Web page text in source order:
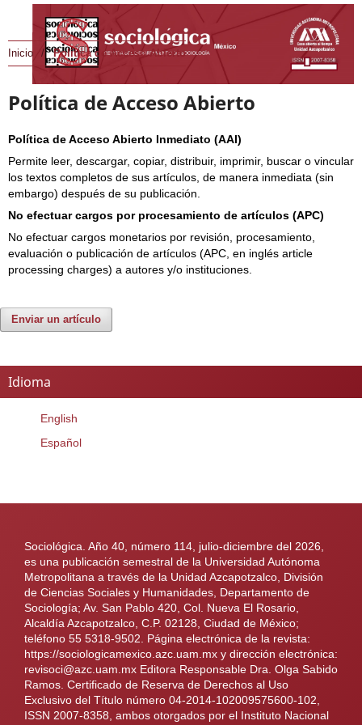
Inicio / Política de Acceso Abierto
Política de Acceso Abierto
Política de Acceso Abierto Inmediato (AAI)
Permite leer, descargar, copiar, distribuir, imprimir, buscar o vincular
los textos completos de sus artículos, de manera inmediata (sin
embargo) después de su publicación.
No efectuar cargos por procesamiento de artículos (APC)
No efectuar cargos monetarios por revisión, procesamiento,
evaluación o publicación de artículos (APC, en inglés article
processing charges) a autores y/o instituciones.
Enviar un artículo
Idioma
English
Español
Sociológica. Año 40, número 114, julio-diciembre del 2026,
es una publicación semestral de la Universidad Autónoma
Metropolitana a través de la Unidad Azcapotzalco, División
de Ciencias Sociales y Humanidades, Departamento de
Sociología; Av. San Pablo 420, Col. Nueva El Rosario,
Alcaldía Azcapotzalco, C.P. 02128, Ciudad de México;
teléfono 55 5318-9502. Página electrónica de la revista:
https://sociologicamexico.azc.uam.mx y dirección electrónica:
revisoci@azc.uam.mx Editora Responsable Dra. Olga Sabido
Ramos. Certificado de Reserva de Derechos al Uso
Exclusivo del Título número 04-2014-102009575600-102,
ISSN 2007-8358, ambos otorgados por el Instituto Nacional